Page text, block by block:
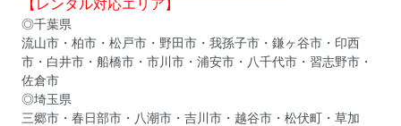
【レンタル対応エリア】
◎千葉県
流山市・柏市・松戸市・野田市・我孫子市・鎌ヶ谷市・印西
市・白井市・船橋市 ・市川市 ・浦安市 ・ 八千代市 ・ 習志野市 ・
佐倉市
◎埼玉県
三郷市・春日部市・八潮市・吉川市・越谷市・松伏町・草加